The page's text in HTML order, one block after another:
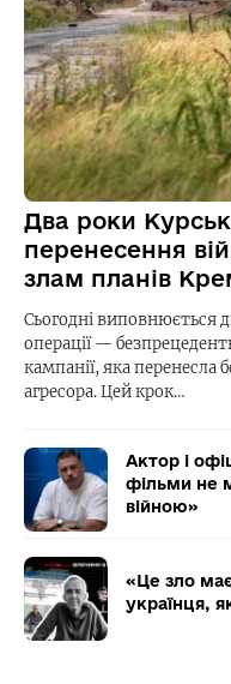
Два роки
перенесення
злам планів
Сьогодні виповнюється
операції —
кампанії, яка перенесла
агресора. Цей крок…
Актор і
фільми не
війною»
«Це зло
українця,